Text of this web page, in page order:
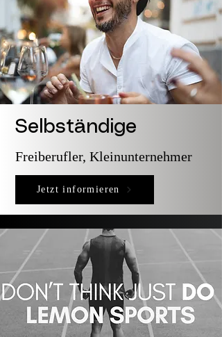
Selbständige
Freiberufler, Kleinunternehmer
Jetzt informieren